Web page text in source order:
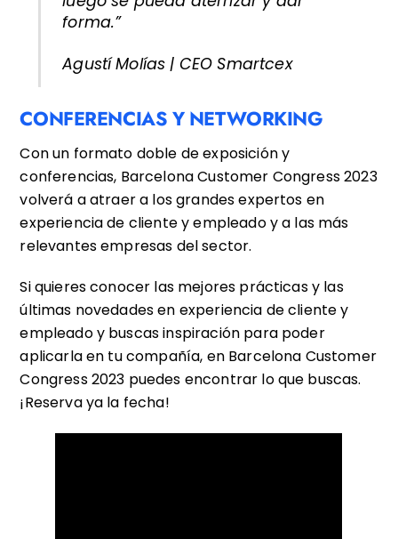
forma.”
Agustí Molías | CEO Smartcex
CONFERENCIAS Y NETWORKING
Con un formato doble de exposición y
conferencias, Barcelona Customer Congress 2023
volverá a atraer a los grandes expertos en
experiencia de cliente y empleado y a las más
relevantes empresas del sector.
Si quieres conocer las mejores prácticas y las
últimas novedades en experiencia de cliente y
empleado y buscas inspiración para poder
aplicarla en tu compañía, en Barcelona Customer
Congress 2023 puedes encontrar lo que buscas.
¡Reserva ya la fecha!